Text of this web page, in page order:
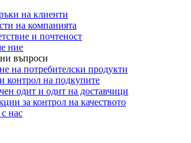
на клиенти
на компанията
и почтеност
ние
въпроси
на потребителски продукти
контрол на подкупите
одит и одит на доставчици
за контрол на качеството
нас